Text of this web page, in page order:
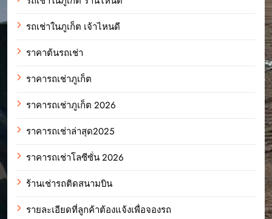
รถเช่าในภูเก็ต เจ้าไหนดี
ราคาต้นรถเช่า
ราคารถเช่าภูเก็ต
ราคารถเช่าภูเก็ต 2026
ราคารถเช่าล่าสุด2025
ราคารถเช่าโลซีซั่น 2026
ร้านเช่ารถติดสนามบิน
รายละเอียดที่ลูกค้าต้องแจ้งเพื่อจองรถ